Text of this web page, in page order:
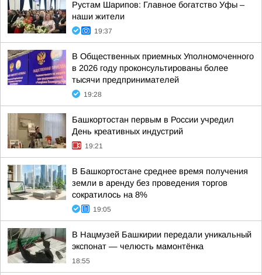
Рустам Шарипов: Главное богатство Уфы –
наши жители
19:37
В Общественных приемных Уполномоченного
в 2026 году проконсультированы более
тысячи предпринимателей
19:28
Башкортостан первым в России учредил
День креативных индустрий
19:21
В Башкортостане среднее время получения
земли в аренду без проведения торгов
сократилось на 8%
19:05
В Нацмузей Башкирии передали уникальный
экспонат — челюсть мамонтёнка
18:55